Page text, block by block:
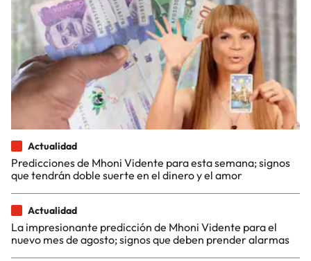
Actualidad
Predicciones de Mhoni Vidente para esta semana; signos
que tendrán doble suerte en el dinero y el amor
Actualidad
La impresionante predicción de Mhoni Vidente para el
nuevo mes de agosto; signos que deben prender alarmas